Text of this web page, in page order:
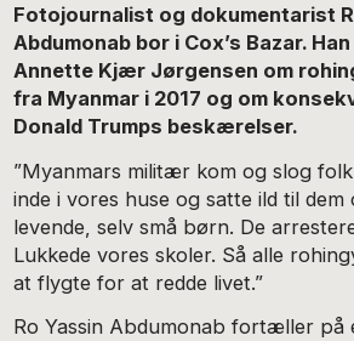
Fotojournalist og dokumentarist
Abdumonab bor i Cox’s Bazar.
Annette Kjær Jørgensen om
fra Myanmar i 2017 og om
Donald Trumps beskærelser.
”Myanmars militær kom og slog folk
inde i vores huse og satte ild til
levende, selv små børn. De
Lukkede vores skoler. Så alle
at flygte for at redde livet.”
Ro Yassin Abdumonab fortæller på